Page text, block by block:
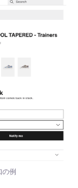
例